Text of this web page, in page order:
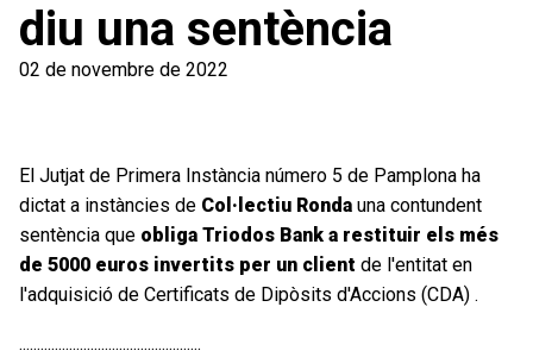
diu una sentència
02 de novembre de 2022
El Jutjat de Primera Instància número 5 de Pamplona ha
dictat a instàncies de Col·lectiu Ronda una contundent
sentència que obliga Triodos Bank a restituir els més
de 5000 euros invertits per un client de l'entitat en
l'adquisició de Certificats de Dipòsits d'Accions (CDA) .
...................................................